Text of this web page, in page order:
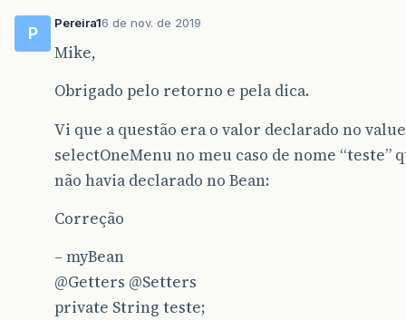
P
Pereira16 de nov. de 2019
Mike,
Obrigado pelo retorno e pela dica.
Vi que a questão era o valor declarado no
selectOneMenu no meu caso de nome “teste”
não havia declarado no Bean:
Correção
– myBean
@Getters @Setters
private String teste;